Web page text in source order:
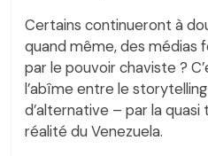
Certains continueront à
quand même, des médias
par le pouvoir chaviste ?
l’abîme entre le
d’alternative – par la
réalité du Venezuela.